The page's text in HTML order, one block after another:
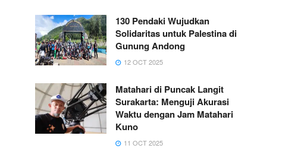
130 Pendaki Wujudkan
Solidaritas untuk Palestina di
Gunung Andong
12 OCT 2025
Matahari di Puncak Langit
Surakarta: Menguji Akurasi
Waktu dengan Jam Matahari
Kuno
11 OCT 2025